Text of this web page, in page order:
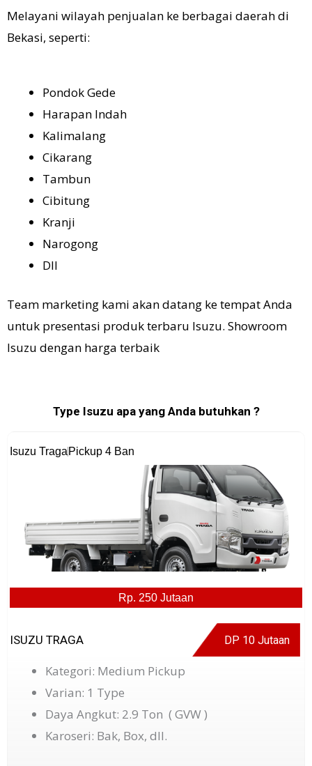
Melayani wilayah penjualan ke berbagai daerah di
Bekasi, seperti:
Pondok Gede
Harapan Indah
Kalimalang
Cikarang
Tambun
Cibitung
Kranji
Narogong
Dll
Team marketing kami akan datang ke tempat Anda
untuk presentasi produk terbaru Isuzu. Showroom
Isuzu dengan harga terbaik
Type Isuzu apa yang Anda butuhkan ?
Isuzu TragaPickup 4 Ban
Rp. 250 Jutaan
ISUZU TRAGA DP 10 Jutaan
Kategori: Medium Pickup
Varian: 1 Type
Daya Angkut: 2.9 Ton ( GVW )
Karoseri: Bak, Box, dll.